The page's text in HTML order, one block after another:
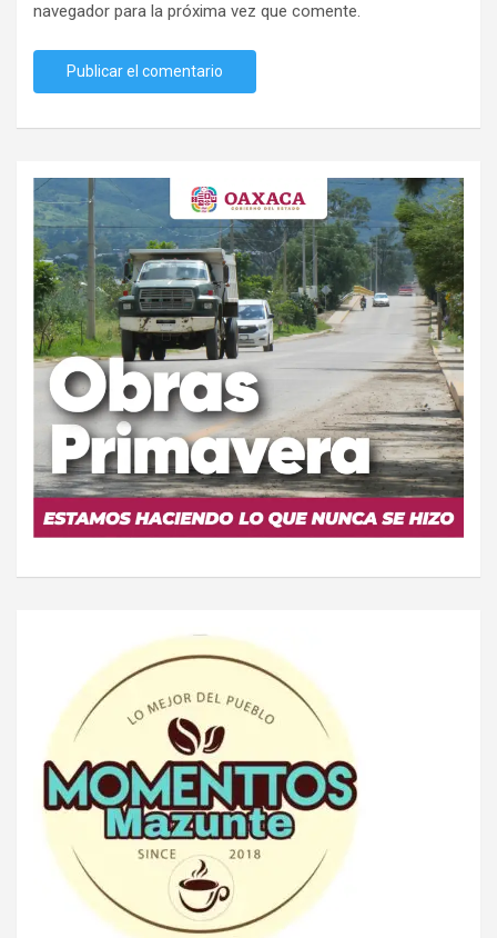
navegador para la próxima vez que comente.